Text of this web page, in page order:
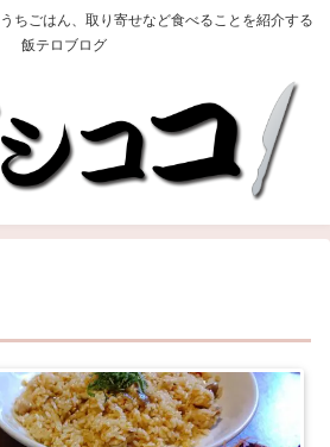
ちごはん、取り寄せなど食べることを紹介する
飯テロブログ